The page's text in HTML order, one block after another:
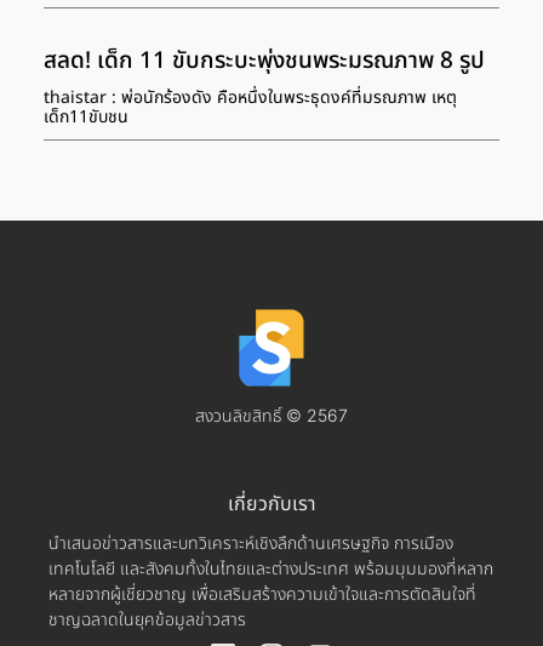
สลด! เด็ก 11 ขับกระบะพุ่งชนพระมรณภาพ 8 รูป
thaistar : พ่อนักร้องดัง คือหนึ่งในพระธุดงค์ที่มรณภาพ เหตุ
เด็ก11ขับชน
สงวนลิขสิทธิ์ © 2567
เกี่ยวกับเรา
นำเสนอข่าวสารและบทวิเคราะห์เชิงลึกด้านเศรษฐกิจ การเมือง
เทคโนโลยี และสังคมทั้งในไทยและต่างประเทศ พร้อมมุมมองที่หลาก
หลายจากผู้เชี่ยวชาญ เพื่อเสริมสร้างความเข้าใจและการตัดสินใจที่
ชาญฉลาดในยุคข้อมูลข่าวสาร